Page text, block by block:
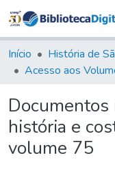
Início História de
Acesso aos
história e
volume 75